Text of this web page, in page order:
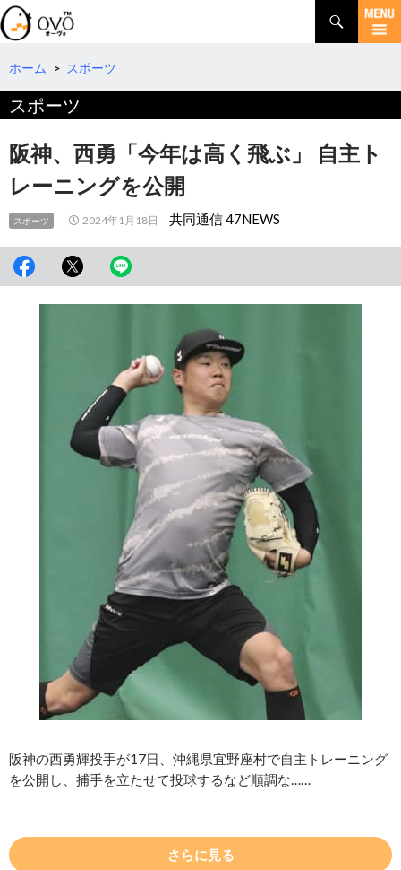
検
索
コ
テ
へ
移
動
ホーム > スポーツ
スポーツ
阪神、西勇「今年は高く飛ぶ」 自主ト
レーニングを公開
スポーツ 2024年1月18日 共同通信 47NEWS
阪神の西勇輝投手が17日、沖縄県宜野座村で自主トレーニング
を公開し、捕手を立たせて投球するなど順調な……
さらに見る